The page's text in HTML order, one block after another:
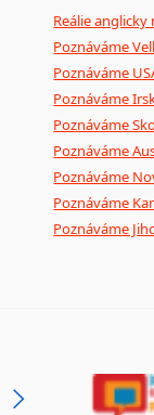
Reálie
Poznáváme
Poznáváme
Poznáváme
Poznáváme
Poznáváme
Poznáváme
Poznáváme
Poznáváme